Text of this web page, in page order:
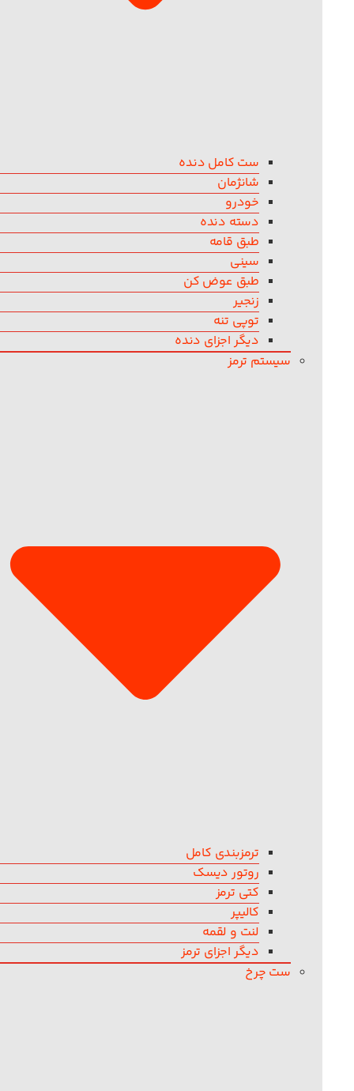
ست کامل دنده
شانژمان
خودرو
دسته دنده
طبق قامه
سینی
طبق عوض کن
زنجیر
توپی تنه
دیگر اجزای دنده
سیستم ترمز
ترمزبندی کامل
روتور دیسک
کتی ترمز
کالیپر
لنت و لقمه
دیگر اجزای ترمز
ست چرخ